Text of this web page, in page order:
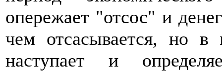
опережает "отсос" и
чем отсасывается, но
наступает и